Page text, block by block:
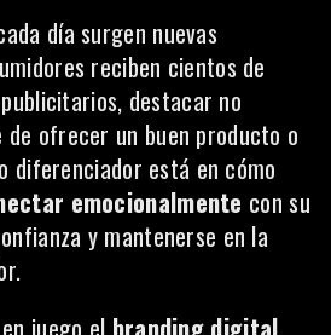
día surgen nuevas
reciben cientos de
destacar no
de ofrecer un buen producto o
diferenciador está en cómo
emocionalmente con su
y mantenerse en la
juego el branding digital,